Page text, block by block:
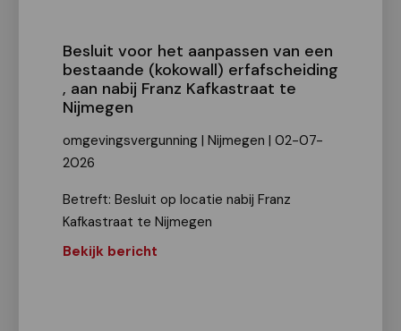
Besluit voor het aanpassen van een
bestaande (kokowall) erfafscheiding
, aan nabij Franz Kafkastraat te
Nijmegen
omgevingsvergunning | Nijmegen | 02-07-
2026
Betreft: Besluit op locatie nabij Franz
Kafkastraat te Nijmegen
Bekijk bericht